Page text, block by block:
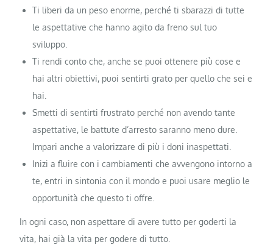
Ti liberi da un peso enorme, perché ti sbarazzi di tutte
le aspettative che hanno agito da freno sul tuo
sviluppo.
Ti rendi conto che, anche se puoi ottenere più cose e
hai altri obiettivi, puoi sentirti grato per quello che sei e
hai.
Smetti di sentirti frustrato perché non avendo tante
aspettative, le battute d’arresto saranno meno dure.
Impari anche a valorizzare di più i doni inaspettati.
Inizi a fluire con i cambiamenti che avvengono intorno a
te, entri in sintonia con il mondo e puoi usare meglio le
opportunità che questo ti offre.
In ogni caso, non aspettare di avere tutto per goderti la
vita, hai già la vita per godere di tutto.